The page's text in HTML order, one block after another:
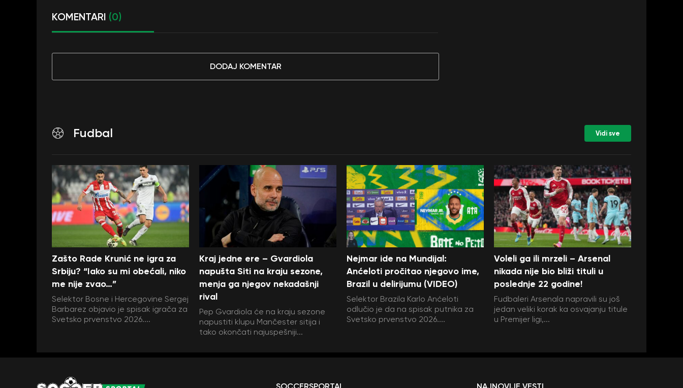
KOMENTARI (0)
DODAJ KOMENTAR
Fudbal Vidi sve
Zašto Rade Krunić ne igra za
Srbiju? “Iako su mi obećali, niko
me nije zvao…”
Selektor Bosne i Hercegovine Sergej
Barbarez objavio je spisak igrača za
Svetsko prvenstvo 2026....
Kraj jedne ere – Gvardiola
napušta Siti na kraju sezone,
menja ga njegov nekadašnji
rival
Pep Gvardiola će na kraju sezone
napustiti klupu Mančester sitija i
tako okončati najuspešniji...
Nejmar ide na Mundijal:
Anćeloti pročitao njegovo ime,
Brazil u delirijumu (VIDEO)
Selektor Brazila Karlo Anćeloti
odlučio je da na spisak putnika za
Svetsko prvenstvo 2026....
Voleli ga ili mrzeli – Arsenal
nikada nije bio bliži tituli u
poslednje 22 godine!
Fudbaleri Arsenala napravili su još
jedan veliki korak ka osvajanju titule
u Premijer ligi,...
SOCCERSPORTAL NAJNOVIJE VESTI